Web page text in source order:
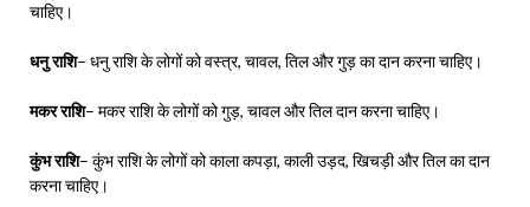
चाहिए।
धनु राशि– धनु राशि के लोगों को वस्त्र, चावल, तिल और गुड़ का दान करना चाहिए।
मकर राशि– मकर राशि के लोगों को गुड़, चावल और तिल दान करना चाहिए।
कुंभ राशि– कुंभ राशि के लोगों को काला कपड़ा, काली उड़द, खिचड़ी और तिल का दान
करना चाहिए।